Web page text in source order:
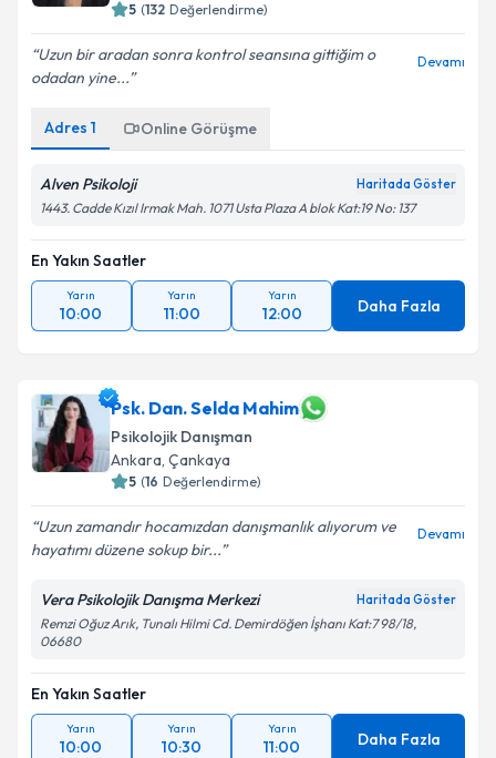
5 (132 Değerlendirme)
Uzun bir aradan sonra kontrol seansına gittiğim o
odadan yine...
Devamı
Adres 1 Online Görüşme
Alven Psikoloji Haritada Göster
1443. Cadde Kızıl Irmak Mah. 1071 Usta Plaza A blok Kat:19 No: 137
En Yakın Saatler
Yarın
10:00
Yarın
11:00
Yarın
12:00 Daha Fazla
Psk. Dan. Selda Mahim
Psikolojik Danışman
Ankara, Çankaya
5 (16 Değerlendirme)
Uzun zamandır hocamızdan danışmanlık alıyorum ve
hayatımı düzene sokup bir...
Devamı
Vera Psikolojik Danışma Merkezi Haritada Göster
Remzi Oğuz Arık, Tunalı Hilmi Cd. Demirdöğen İşhanı Kat:7 98/18,
06680
En Yakın Saatler
Yarın
10:00
Yarın
10:30
Yarın
11:00 Daha Fazla